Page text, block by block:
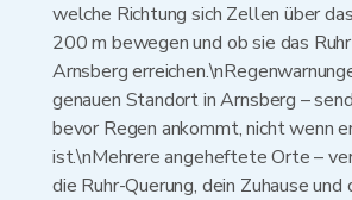
welche Richtung sich Zellen über
200 m bewegen und ob sie das
Arnsberg
genauen Standort in Arnsberg –
bevor Regen ankommt, nicht wenn
ist.\nMehrere angeheftete Orte –
die Ruhr-Querung, dein Zuhause